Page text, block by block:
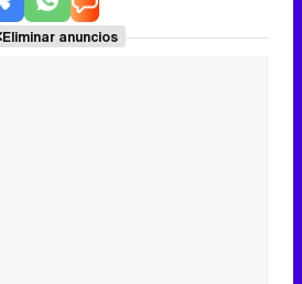
Eliminar anuncios